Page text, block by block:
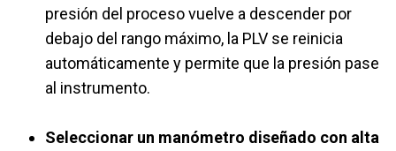
presión del proceso vuelve a descender por
debajo del rango máximo, la PLV se reinicia
automáticamente y permite que la presión pase
al instrumento.
Seleccionar un manómetro diseñado con alta